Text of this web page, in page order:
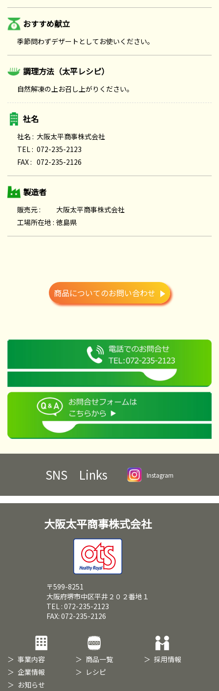
おすすめ献立
季節問わずデザートとしてお使いください。
調理方法（太平レシピ）
自然解凍の上お召し上がりください。
社名
社名 : 大阪太平商事株式会社
TEL : 072-235-2123
FAX : 072-235-2126
製造者
販売元 :
大阪太平商事株式会社
工場所在地 : 徳島県
商品についてのお問い合わせ
SNS Links Instagram
大阪太平商事株式会社
〒599-8251
大阪府堺市中区平井２０２番地１
TEL : 072-235-2123
FAX: 072-235-2126
事業内容
企業情報
お知らせ
商品一覧
レシピ
採用情報